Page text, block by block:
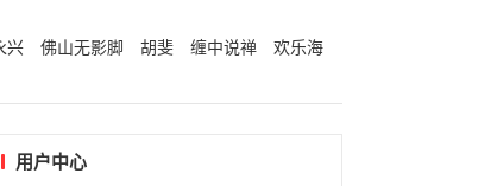
兴 佛山无影脚 胡斐 缠中说禅
欢乐海
用户中心